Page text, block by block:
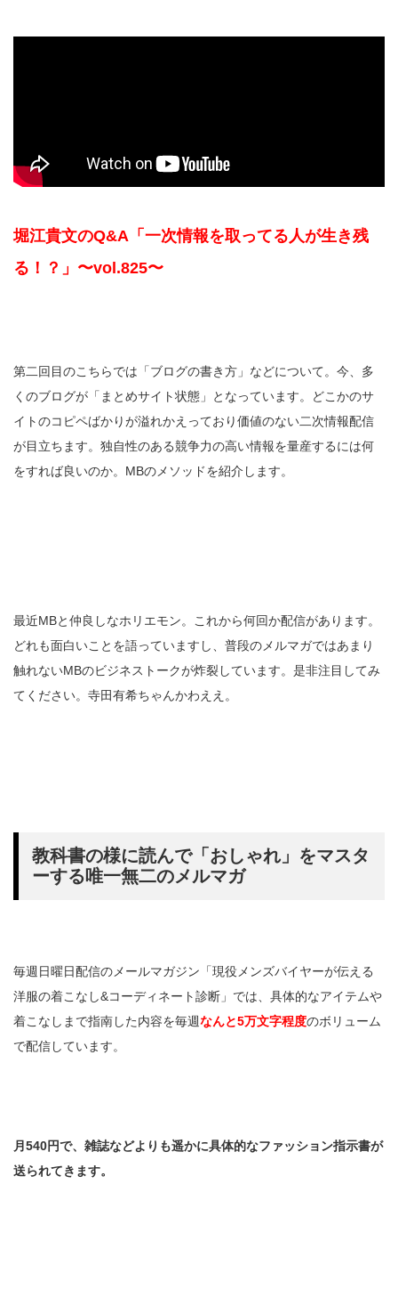
堀江貴文のQ&A「一次情報を取ってる人が生き残
る！？」〜vol.825〜
第二回目のこちらでは「ブログの書き方」などについて。今、多
くのブログが「まとめサイト状態」となっています。どこかのサ
イトのコピペばかりが溢れかえっており価値のない二次情報配信
が目立ちます。独自性のある競争力の高い情報を量産するには何
をすれば良いのか。MBのメソッドを紹介します。
最近MBと仲良しなホリエモン。これから何回か配信があります。
どれも面白いことを語っていますし、普段のメルマガではあまり
触れないMBのビジネストークが炸裂しています。是非注目してみ
てください。寺田有希ちゃんかわええ。
教科書の様に読んで「おしゃれ」をマスタ
ーする唯一無二のメルマガ
毎週日曜日配信のメールマガジン「現役メンズバイヤーが伝える
洋服の着こなし&コーディネート診断」では、具体的なアイテムや
着こなしまで指南した内容を毎週なんと5万文字程度のボリューム
で配信しています。
月540円で、雑誌などよりも遥かに具体的なファッション指示書が
送られてきます。